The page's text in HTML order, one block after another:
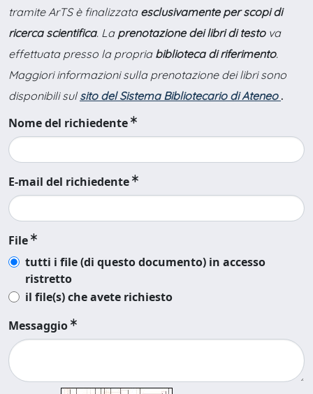
tramite ArTS è finalizzata esclusivamente per scopi di
ricerca scientifica. La prenotazione dei libri di testova
effettuata presso la propria biblioteca di riferimento.
Maggiori informazioni sulla prenotazione dei libri sono
disponibili sul sito del Sistema Bibliotecario di Ateneo .
Nome del richiedente
E-mail del richiedente
File
tutti i file (di questo documento) in accesso
ristretto
il file(s) che avete richiesto
Messaggio